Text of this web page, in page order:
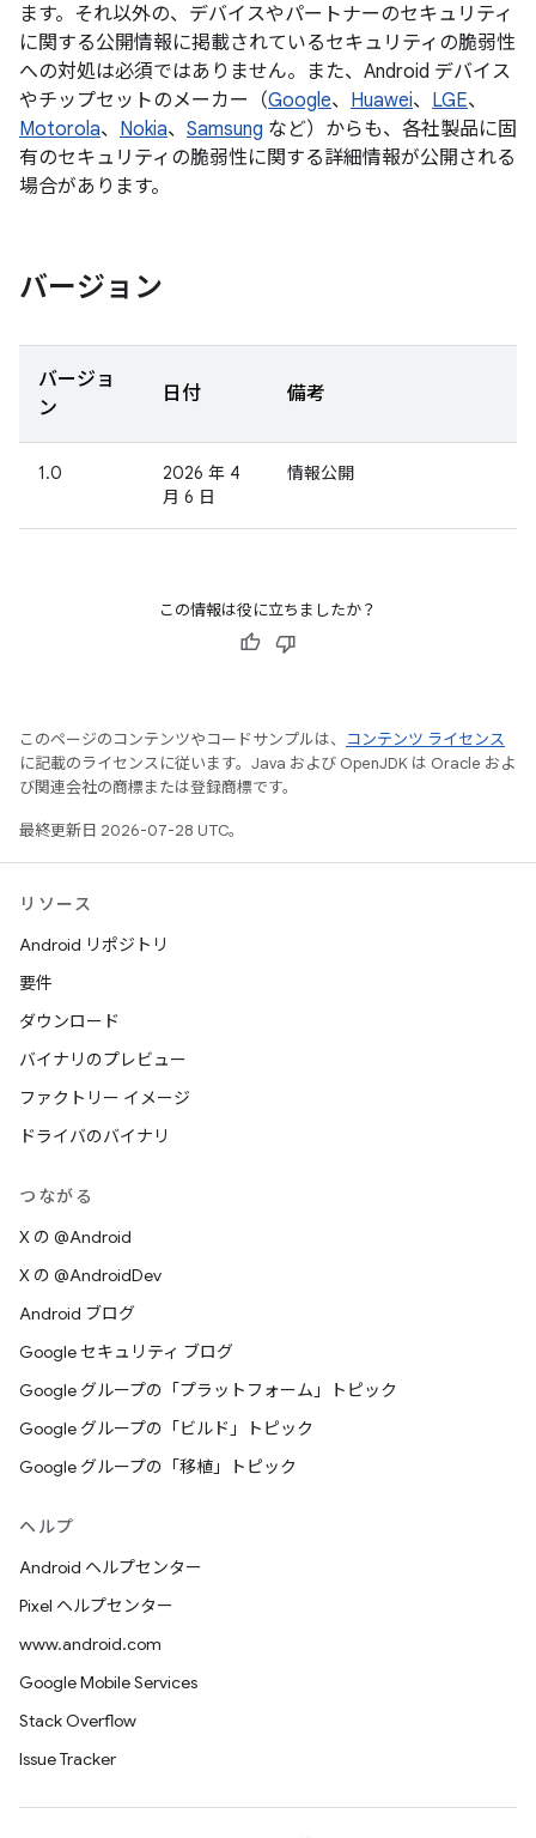
ます。それ以外の、デバイスやパートナーのセキュリティ
に関する公開情報に掲載されているセキュリティの脆弱性
への対処は必須ではありません。また、Android デバイス
やチップセットのメーカー（Google、 Huawei、 LGE、
Motorola、 Nokia、 Samsung など）からも、各社製品に固
有のセキュリティの脆弱性に関する詳細情報が公開される
場合があります。
バージョン
バージョ
ン
日付 備考
1.0
2026 年 4
月 6 日
情報公開
この情報は役に立ちましたか？
このページのコンテンツやコードサンプルは、
コンテンツ ライセンス
に記載のライセンスに従います。Java および OpenJDK は Oracle およ
び関連会社の商標または登録商標です。
最終更新日 2026-07-28 UTC。
リソース
Android リポジトリ
要件
ダウンロード
バイナリのプレビュー
ファクトリー イメージ
ドライバのバイナリ
つながる
X の @Android
X の @AndroidDev
Android ブログ
Google セキュリティ ブログ
Google グループの「プラットフォーム」トピック
Google グループの「ビルド」トピック
Google グループの「移植」トピック
ヘルプ
Android ヘルプセンター
Pixel ヘルプセンター
www.android.com
Google Mobile Services
Stack Overflow
Issue Tracker